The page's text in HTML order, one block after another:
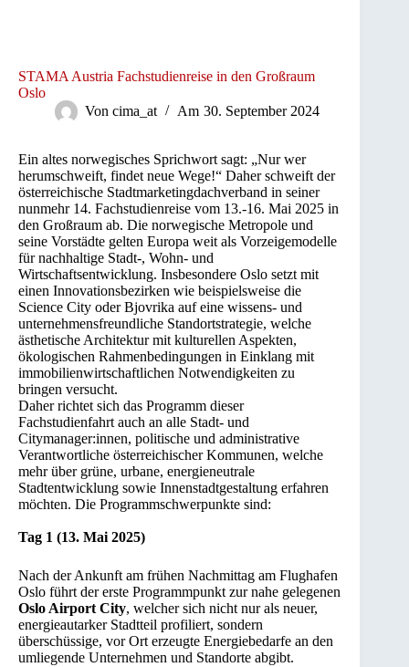
STAMA Austria Fachstudienreise in den Großraum
Oslo
Von cima_at Am 30. September 2024
Ein altes norwegisches Sprichwort sagt: „Nur wer
herumschweift, findet neue Wege!“ Daher schweift der
österreichische Stadtmarketingdachverband in seiner
nunmehr 14. Fachstudienreise vom 13.-16. Mai 2025 in
den Großraum ab. Die norwegische Metropole und
seine Vorstädte gelten Europa weit als Vorzeigemodelle
für nachhaltige Stadt-, Wohn- und
Wirtschaftsentwicklung. Insbesondere Oslo setzt mit
einen Innovationsbezirken wie beispielsweise die
Science City oder Bjovrika auf eine wissens- und
unternehmensfreundliche Standortstrategie, welche
ästhetische Architektur mit kulturellen Aspekten,
ökologischen Rahmenbedingungen in Einklang mit
immobilienwirtschaftlichen Notwendigkeiten zu
bringen versucht.
Daher richtet sich das Programm dieser
Fachstudienfahrt auch an alle Stadt- und
Citymanager:innen, politische und administrative
Verantwortliche österreichischer Kommunen, welche
mehr über grüne, urbane, energieneutrale
Stadtentwicklung sowie Innenstadtgestaltung erfahren
möchten. Die Programmschwerpunkte sind:
Tag 1 (13. Mai 2025)
Nach der Ankunft am frühen Nachmittag am Flughafen
Oslo führt der erste Programmpunkt zur nahe gelegenen
Oslo Airport City, welcher sich nicht nur als neuer,
energieautarker Stadtteil profiliert, sondern
überschüssige, vor Ort erzeugte Energiebedarfe an den
umliegende Unternehmen und Standorte abgibt.